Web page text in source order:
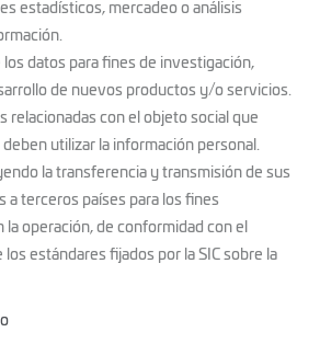
estadísticos, mercadeo o análisis
los datos para fines de investigación,
de nuevos productos y/o servicios.
relacionadas con el objeto social que
utilizar la información personal.
la transferencia y transmisión de sus
a terceros países para los fines
la operación, de conformidad con el
estándares fijados por la SIC sobre la